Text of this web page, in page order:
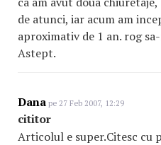
de atunci, iar acum am
aproximativ de 1 an. rog
Astept.
Dana pe 27 Feb 2007, 12:29
cititor
Articolul e super.Citesc cu